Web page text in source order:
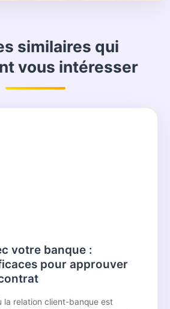
similaires qui
vous intéresser
votre banque :
pour approuver
la relation client-banque est